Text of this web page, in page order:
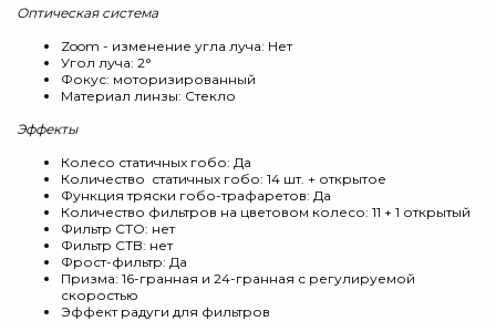
Оптическая система
Zoom - изменение угла луча: Нет
Угол луча: 2°
Фокус: моторизированный
Материал линзы: Стекло
Эффекты
Колесо статичных гобо: Да
Количество статичных гобо: 14 шт. + открытое
Функция тряски гобо-трафаретов: Да
Количество фильтров на цветовом колесо: 11 + 1 открытый
Фильтр СТО: нет
Фильтр СТB: нет
Фрост-фильтр: Да
Призма: 16-гранная и 24-гранная с регулируемой
скоростью
Эффект радуги для фильтров